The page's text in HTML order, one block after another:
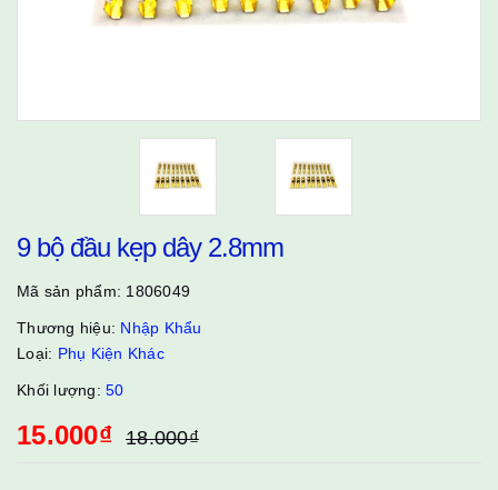
9 bộ đầu kẹp dây 2.8mm
Mã sản phẩm: 1806049
Thương hiệu: Nhập Khẩu
Loại: Phụ Kiện Khác
Khối lượng: 50
15.000₫ 18.000₫